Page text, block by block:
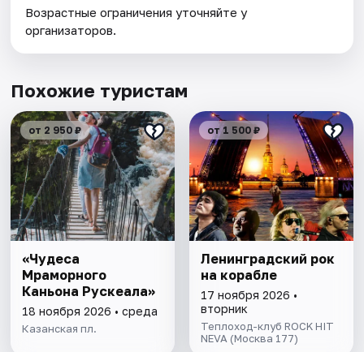
Возрастные ограничения уточняйте у
организаторов.
Похожие туристам
от 2 950 ₽
«Чудеса
Мраморного
Каньона Рускеала»
18 ноября 2026 • среда
Казанская пл.
от 1 500 ₽
Ленинградский рок
на корабле
17 ноября 2026 •
вторник
Теплоход-клуб ROCK HIT
NEVA (Москва 177)